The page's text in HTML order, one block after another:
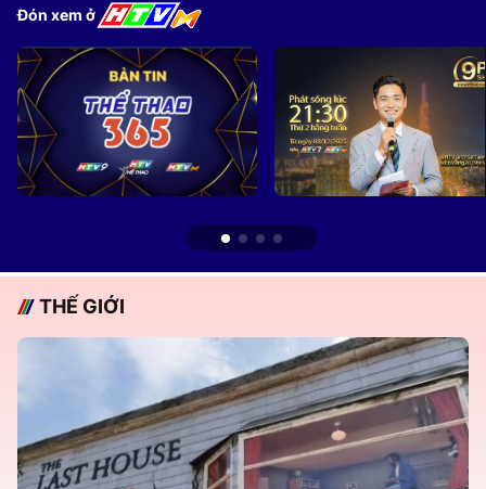
Đón xem ở
THẾ GIỚI